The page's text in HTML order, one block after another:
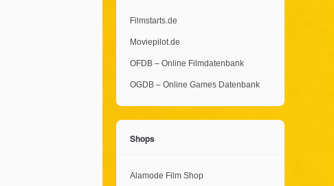
Filmstarts.de
Moviepilot.de
OFDB – Online Filmdatenbank
OGDB – Online Games Datenbank
Shops
Alamode Film Shop